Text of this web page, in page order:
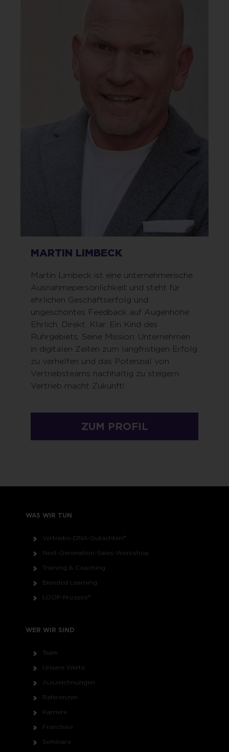
MARTIN LIMBECK
Martin Limbeck ist eine unternehmerische
Ausnahmepersönlichkeit und steht für
ehrlichen Geschäftserfolg und
ungeschöntes Feedback auf Augenhöhe:
Ehrlich. Direkt. Klar. Ein Kind des
Ruhrgebiets. Seine Mission: Unternehmen
in digitalen Zeiten zum langfristigen Erfolg
zu verhelfen und das Potenzial von
Vertriebsteams nachhaltig zu steigern.
Vertrieb macht Zukunft!
ZUM PROFIL
WAS WIR TUN
Vertriebs-DNA-Gutachten®
Next-Generation-Sales-Workshop
Training & Coaching
Blended Learning
LOOP-Prozess®
WER WIR SIND
Team
Unsere Werte
Auszeichnungen
Referenzen
Karriere
Franchise
Seminare